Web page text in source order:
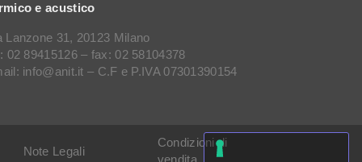
e acustico
Lanzone 31, 20123 Milano
02 89415126 – fax: 02 58104378
info@anit.it – C.F e P.IVA 07301390154
Note Legali
Condizioni di